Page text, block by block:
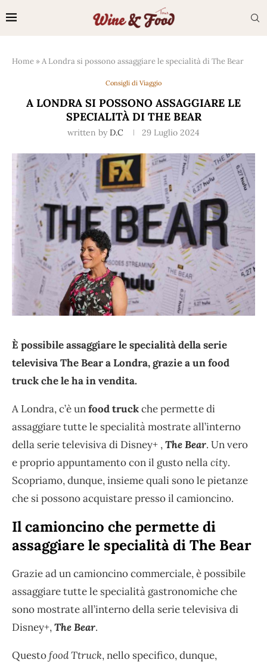
Home »A Londra si possono assaggiare le specialità di The Bear
Consigli di Viaggio
A LONDRA SI POSSONO ASSAGGIARE LE
SPECIALITÀ DI THE BEAR
written by D.C 29 Luglio 2024
È possibile assaggiare le specialità della serie
televisiva The Bear a Londra, grazie a un food
truck che le ha in vendita.
A Londra, c’è unfood truckche permette di
assaggiare tutte le specialità mostrate all’interno
della serie televisiva di Disney+ ,The Bear. Un vero
e proprio appuntamento con il gusto nellacity.
Scopriamo, dunque, insieme quali sono le pietanze
che si possono acquistare presso il camioncino.
Il camioncino che permette di
assaggiare le specialità di The Bear
Grazie ad un camioncino commerciale, è possibile
assaggiare tutte le specialità gastronomiche che
sono mostrate all’interno della serie televisiva di
Disney+,The Bear.
Questofood Ttruck, nello specifico, dunque,